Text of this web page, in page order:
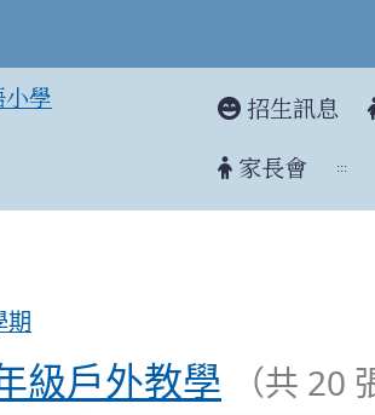
招生訊息
家長會 :::
期
級戶外教學 （共 20